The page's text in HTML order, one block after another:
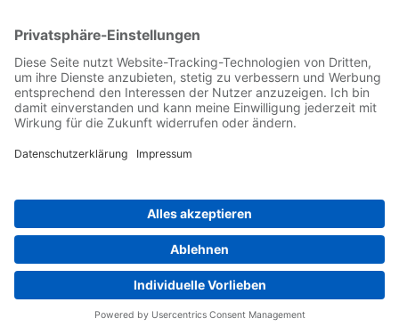
SGM7D-09JFC51
GEBER-TYP
Inkrementell
NENNDREHMOMENT
9 Nm